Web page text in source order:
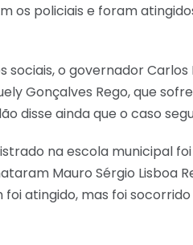
os policiais e foram
sociais, o governador
Gonçalves Rego, que
disse ainda que o caso
na escola municipal
Mauro Sérgio Lisboa
foi atingido, mas foi